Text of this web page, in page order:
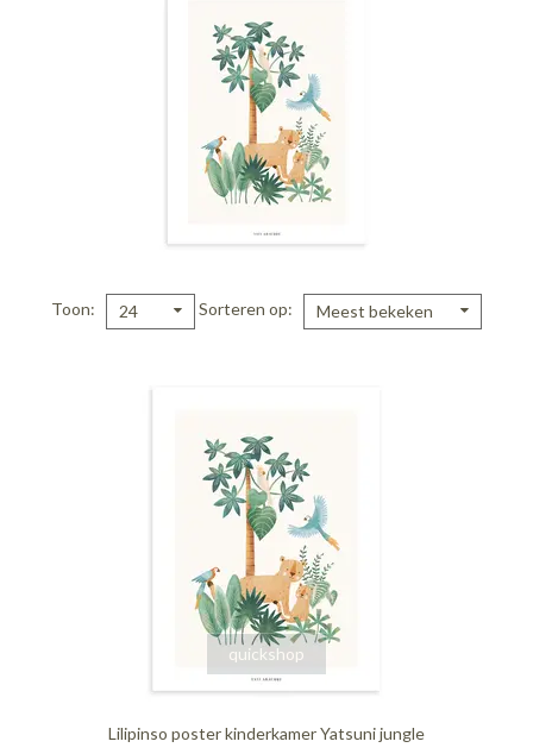
Toon 24 Sorteren op Meest bekeken
quickshop
Lilipinso poster kinderkamer Yatsuni jungle